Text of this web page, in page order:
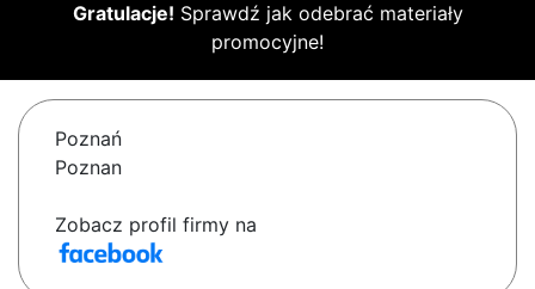
Gratulacje! Sprawdź jak odebrać materiały
promocyjne!
Poznań
Poznan
Zobacz profil firmy na